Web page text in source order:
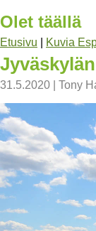
Olet täällä
Etusivu Kuvia
31.5.2020 Tony